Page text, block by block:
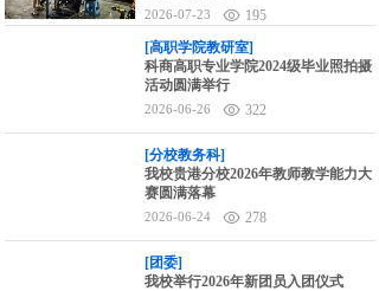
2026-07-23
195
[高职学院教研室]
科商高职专业学院2024级毕业照拍摄
活动圆满举行
2026-06-26 322
[分校教务科]
我校贵港分校2026年教师教学能力大
赛圆满落幕
2026-06-24 278
[团委]
我校举行2026年新团员入团仪式